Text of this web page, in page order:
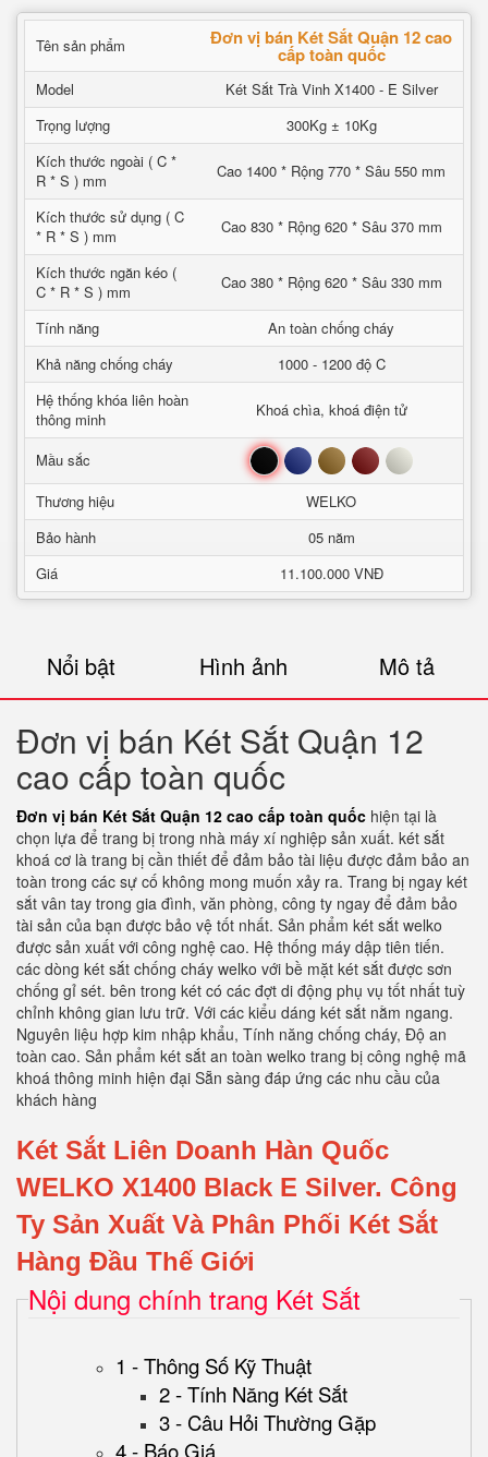
Tên sản phẩm Đơn vị bán Két Sắt Quận 12 cao
cấp toàn quốc
Model
Két Sắt Trà Vinh X1400 - E Silver
Trọng lượng
300Kg ± 10Kg
Kích thước ngoài ( C *
R * S ) mm
Cao 1400 * Rộng 770 * Sâu 550 mm
Kích thước sử dụng ( C
* R * S ) mm
Cao 830 * Rộng 620 * Sâu 370 mm
Kích thước ngăn kéo (
C * R * S ) mm
Cao 380 * Rộng 620 * Sâu 330 mm
Tính năng
An toàn chống cháy
Khả năng chống cháy
1000 - 1200 độ C
Hệ thống khóa liên hoàn
thông minh
Khoá chìa, khoá điện tử
Mầu sắc Đen Xanh Nâu Đỏ Trắng
Thương hiệu
WELKO
Bảo hành
05 năm
Giá
11.100.000 VNĐ
Nổi bật Hình ảnh Mô tả
Đơn vị bán Két Sắt Quận 12
cao cấp toàn quốc
Đơn vị bán Két Sắt Quận 12 cao cấp toàn quốc hiện tại là
chọn lựa để trang bị trong nhà máy xí nghiệp sản xuất. két sắt
khoá cơ là trang bị cần thiết để đảm bảo tài liệu được đảm bảo an
toàn trong các sự cố không mong muốn xảy ra. Trang bị ngay két
sắt vân tay trong gia đình, văn phòng, công ty ngay để đảm bảo
tài sản của bạn được bảo vệ tốt nhất. Sản phẩm két sắt welko
được sản xuất với công nghệ cao. Hệ thống máy dập tiên tiến.
các dòng két sắt chống cháy welko với bề mặt két sắt được sơn
chống gỉ sét. bên trong két có các đợt di động phụ vụ tốt nhất tuỳ
chỉnh không gian lưu trữ. Với các kiểu dáng két sắt nằm ngang.
Nguyên liệu hợp kim nhập khẩu, Tính năng chống cháy, Độ an
toàn cao. Sản phẩm két sắt an toàn welko trang bị công nghệ mã
khoá thông minh hiện đại Sẵn sàng đáp ứng các nhu cầu của
khách hàng
Két Sắt Liên Doanh Hàn Quốc
WELKO X1400 Black E Silver. Công
Ty Sản Xuất Và Phân Phối Két Sắt
Hàng Đầu Thế Giới
Nội dung chính trang Két Sắt
1 - Thông Số Kỹ Thuật
2 - Tính Năng Két Sắt
3 - Câu Hỏi Thường Gặp
4 - Báo Giá